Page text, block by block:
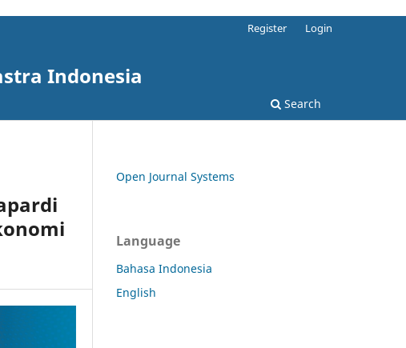
Indonesia
Search
Register Login
Open Journal Systems
Language
Bahasa Indonesia
English